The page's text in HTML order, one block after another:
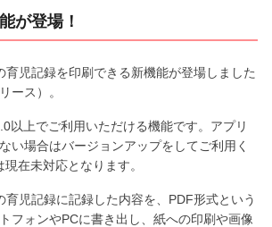
が登場！
育児記録を印刷できる新機能が登場しました
ース）。
以上でご利用いただける機能です。アプリ
い場合はバージョンアップをしてご利用く
在未対応となります。
育児記録に記録した内容を、PDF形式という
フォンやPCに書き出し、紙への印刷や画像